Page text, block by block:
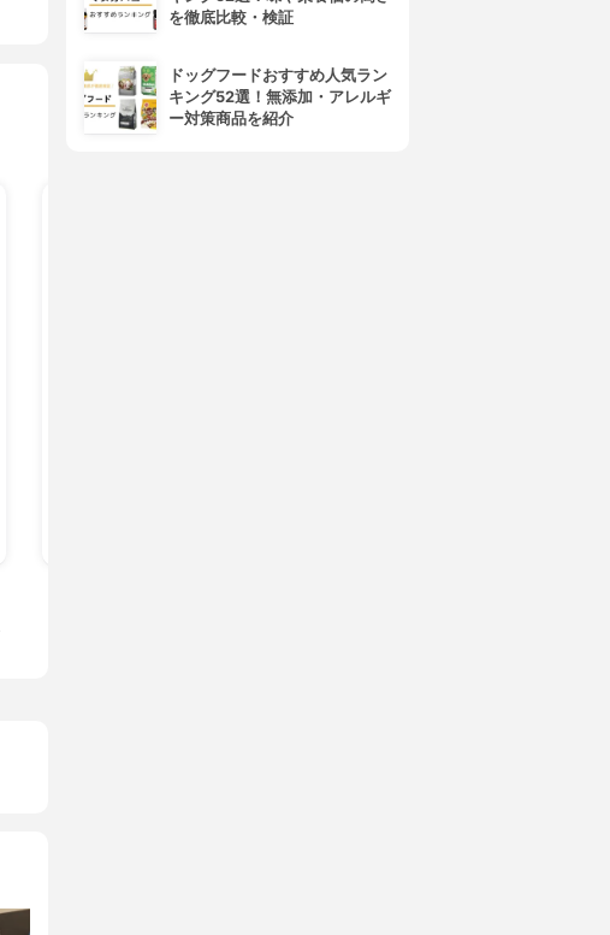
を徹底比較・検証
ドッグフードおすすめ人気ラン
キング52選！無添加・アレルギ
ー対策商品を紹介